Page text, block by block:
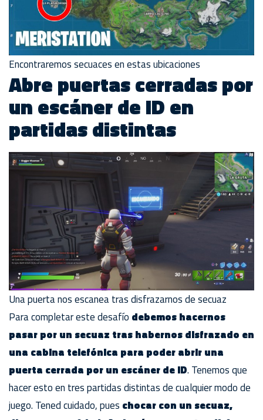
Encontraremos secuaces en estas ubicaciones
Abre puertas cerradas por
un escáner de ID en
partidas distintas
Una puerta nos escanea tras disfrazarnos de secuaz
Para completar este desafío debemos hacernos
pasar por un secuaz tras habernos disfrazado en
una cabina telefónica para poder abrir una
puerta cerrada por un escáner de ID. Tenemos que
hacer esto en tres partidas distintas de cualquier modo de
juego. Tened cuidado, pues chocar con un secuaz,